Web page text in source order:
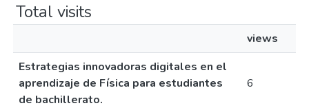
Total visits
views
Estrategias innovadoras digitales en el
aprendizaje de Física para estudiantes
de bachillerato.
6